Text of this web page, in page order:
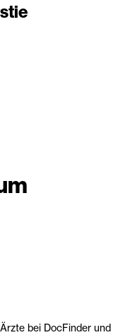
bei DocFinder und